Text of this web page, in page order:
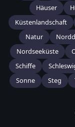
Häuser
Küstenlandschaft
Natur
Nordseeküste
Schiffe
Sonne
Steg